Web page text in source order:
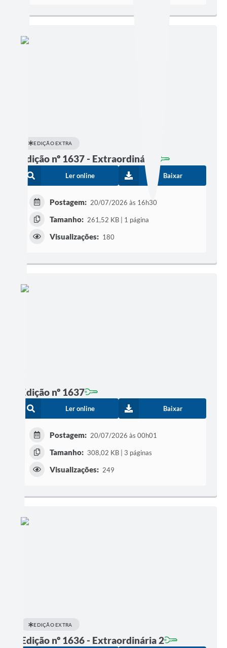
EDIÇÃO EXTRA
Edição nº 1637 - Extraordinária
Ler online Baixar
Postagem: 20/07/2026 às 16h30
Tamanho: 261,52 KB | 1 página
Visualizações: 180
Edição nº 1637
Ler online Baixar
Postagem: 20/07/2026 às 00h01
Tamanho: 308,02 KB | 3 páginas
Visualizações: 249
EDIÇÃO EXTRA
Edição nº 1636 - Extraordinária 2